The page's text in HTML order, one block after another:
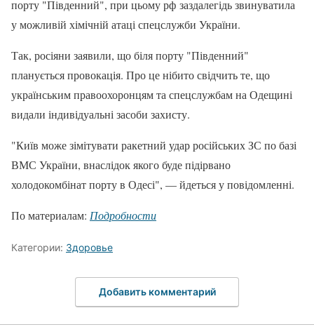
порту "Південний", при цьому рф заздалегідь звинуватила
у можливій хімічній атаці спецслужби України.
Так, росіяни заявили, що біля порту "Південний"
планується провокація. Про це нібито свідчить те, що
українським правоохоронцям та спецслужбам на Одещині
видали індивідуальні засоби захисту.
"Київ може зімітувати ракетний удар російських ЗС по базі
ВМС України, внаслідок якого буде підірвано
холодокомбінат порту в Одесі", — йдеться у повідомленні.
По материалам: Подробности
Категории: Здоровье
Добавить комментарий